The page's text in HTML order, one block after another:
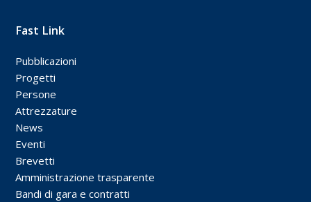
Fast Link
Pubblicazioni
Progetti
Persone
Attrezzature
News
Eventi
Brevetti
Amministrazione trasparente
Bandi di gara e contratti